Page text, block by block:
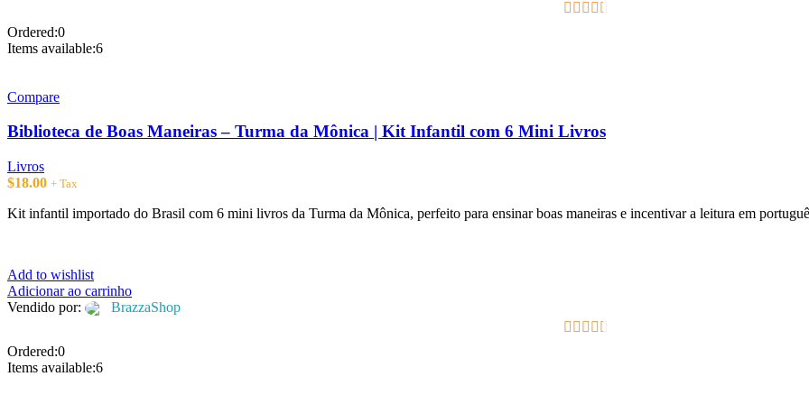
Ordered:0
Items available:6
Compare
Biblioteca de Boas Maneiras – Turma da Mônica | Kit Infantil com 6 Mini Livros
Livros
$18.00 + Tax
Kit infantil importado do Brasil com 6 mini livros da Turma da Mônica, perfeito para ensinar boas maneiras e incentivar a leitura em
Add to wishlist
Adicionar ao carrinho
Vendido por:
BrazzaShop
Ordered:0
Items available:6